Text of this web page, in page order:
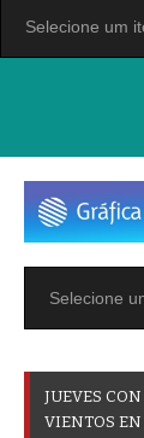
JUEVES CON
VIENTOS EN